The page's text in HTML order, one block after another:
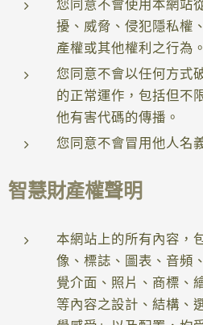
您同意不會使用本網站
擾、威脅、侵犯隱私權
產權或其他權利之行為。
您同意不會以任何方式
的正常運作，包括但不
他有害代碼的傳播。
您同意不會冒用他人名
智慧財產權聲明
本網站上的所有內容，
像、標誌、圖表、音頻
覺介面、照片、商標、
等內容之設計、結構、